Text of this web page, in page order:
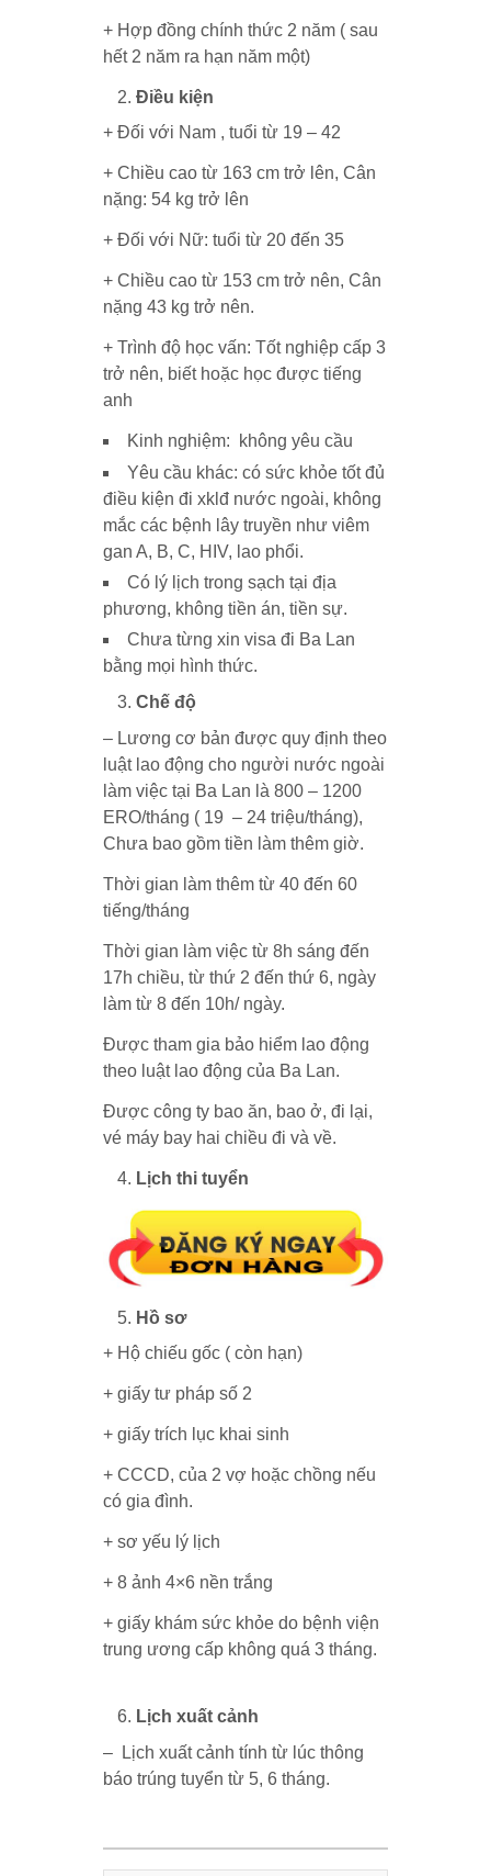
+ Hợp đồng chính thức 2 năm ( sau
hết 2 năm ra hạn năm một)
Điều kiện
+ Đối với Nam , tuổi từ 19 – 42
+ Chiều cao từ 163 cm trở lên, Cân
nặng: 54 kg trở lên
+ Đối với Nữ: tuổi từ 20 đến 35
+ Chiều cao từ 153 cm trở nên, Cân
nặng 43 kg trở nên.
+ Trình độ học vấn: Tốt nghiệp cấp 3
trở nên, biết hoặc học được tiếng
anh
Kinh nghiệm: không yêu cầu
Yêu cầu khác: có sức khỏe tốt đủ
điều kiện đi xklđ nước ngoài, không
mắc các bệnh lây truyền như viêm
gan A, B, C, HIV, lao phổi.
Có lý lịch trong sạch tại địa
phương, không tiền án, tiền sự.
Chưa từng xin visa đi Ba Lan
bằng mọi hình thức.
Chế độ
– Lương cơ bản được quy định theo
luật lao động cho người nước ngoài
làm việc tại Ba Lan là 800 – 1200
ERO/tháng ( 19 – 24 triệu/tháng),
Chưa bao gồm tiền làm thêm giờ.
Thời gian làm thêm từ 40 đến 60
tiếng/tháng
Thời gian làm việc từ 8h sáng đến
17h chiều, từ thứ 2 đến thứ 6, ngày
làm từ 8 đến 10h/ ngày.
Được tham gia bảo hiểm lao động
theo luật lao động của Ba Lan.
Được công ty bao ăn, bao ở, đi lại,
vé máy bay hai chiều đi và về.
Lịch thi tuyển
Hồ sơ
+ Hộ chiếu gốc ( còn hạn)
+ giấy tư pháp số 2
+ giấy trích lục khai sinh
+ CCCD, của 2 vợ hoặc chồng nếu
có gia đình.
+ sơ yếu lý lịch
+ 8 ảnh 4×6 nền trắng
+ giấy khám sức khỏe do bệnh viện
trung ương cấp không quá 3 tháng.
Lịch xuất cảnh
–
Lịch xuất cảnh tính từ lúc thông
báo trúng tuyển từ 5, 6 tháng.